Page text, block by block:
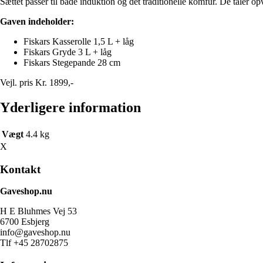
Gaven indeholder:
Fiskars Kasserolle 1,5 L + låg
Fiskars Gryde 3 L + låg
Fiskars Stegepande 28 cm
Vejl. pris Kr. 1899,-
Yderligere information
Vægt 4.4 kg
X
Kontakt
Gaveshop.nu
H E Bluhmes Vej 53
6700 Esbjerg
info@gaveshop.nu
Tlf +45 28702875